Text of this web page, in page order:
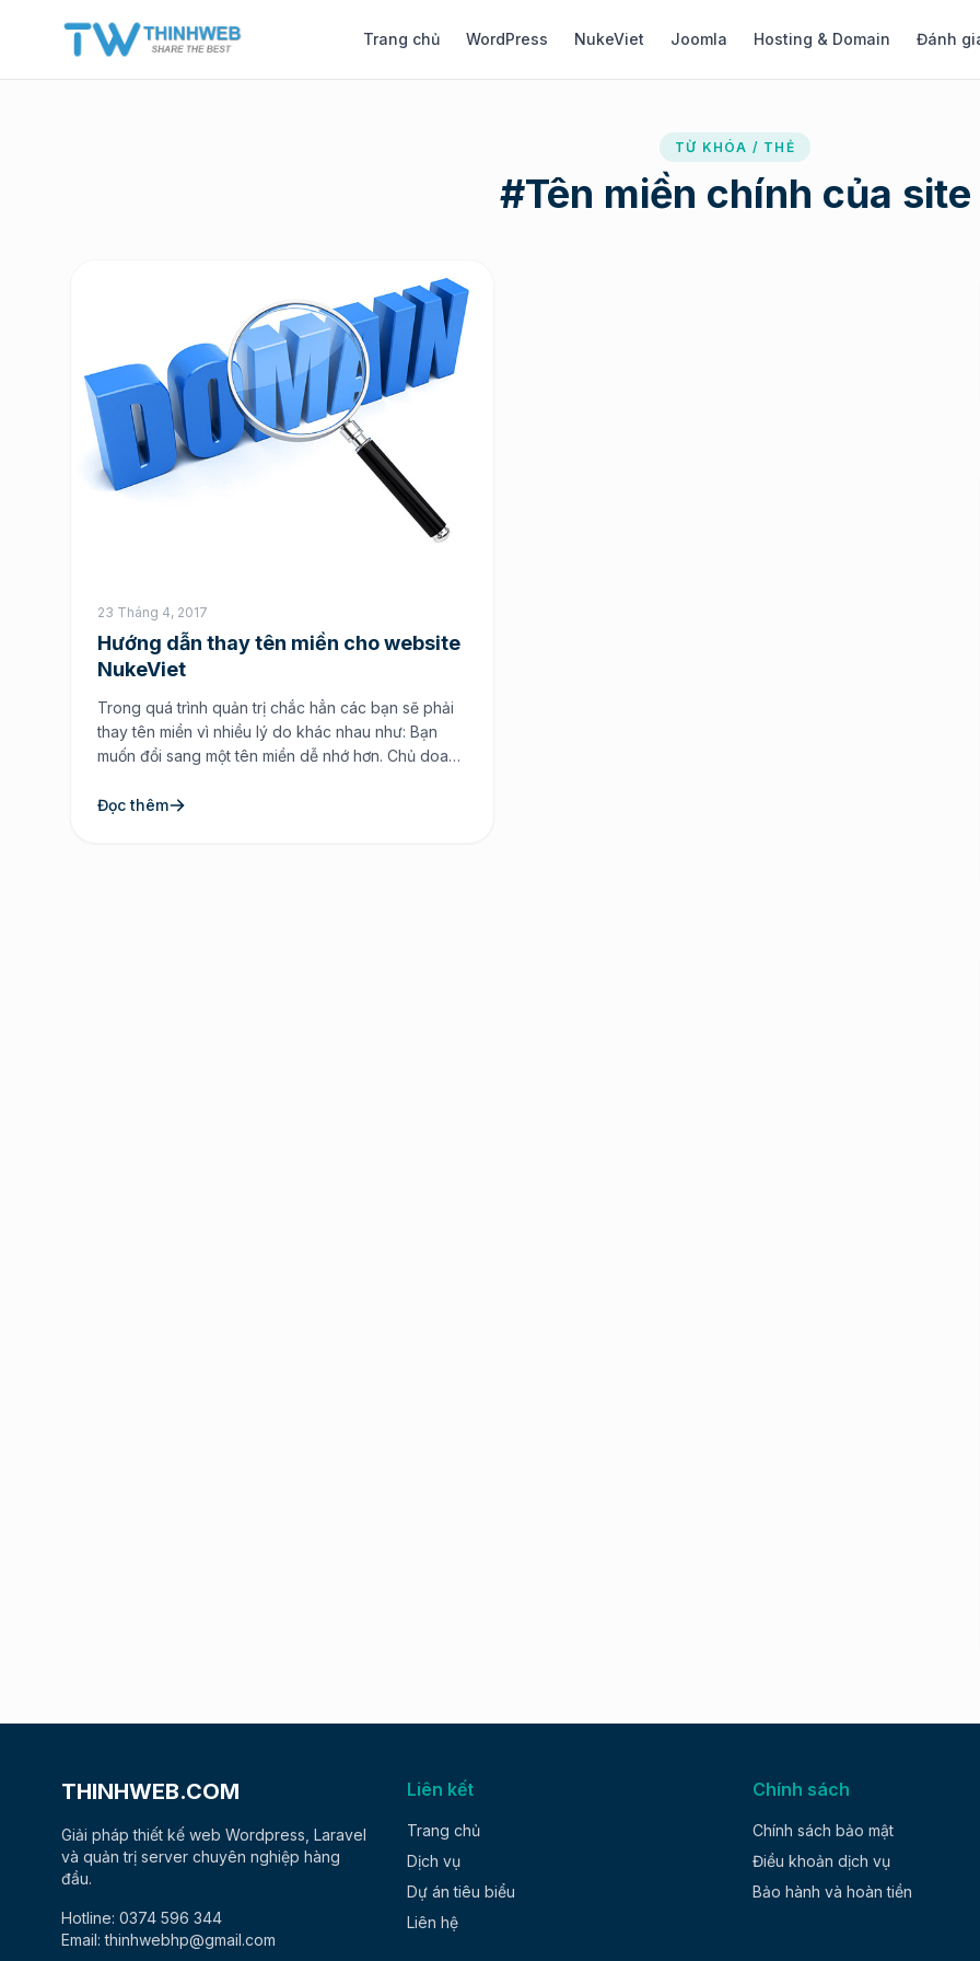
Trang chủ WordPress NukeViet Joomla Hosting & Domain Đánh
TỪ KHÓA / THẺ
#Tên miền chính của site
23 Tháng 4, 2017
Hướng dẫn thay tên miền cho website
NukeViet
Trong quá trình quản trị chắc hẳn các bạn sẽ phải
thay tên miền vì nhiều lý do khác nhau như: Bạn
muốn đổi sang một tên miền dễ nhớ hơn. Chủ doanh
mới cho dễ nhớ. Tên miền bạn đang xài bị sanbox
Đọc thêm
THINHWEB.COM
Giải pháp thiết kế web Wordpress, Laravel
và quản trị server chuyên nghiệp hàng
đầu.
Hotline: 0374 596 344
Email: thinhwebhp@gmail.com
Liên kết
Trang chủ
Dịch vụ
Dự án tiêu biểu
Liên hệ
Chính sách
Chính sách bảo mật
Điều khoản dịch vụ
Bảo hành và hoàn tiền